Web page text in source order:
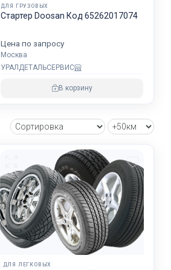
ДЛЯ ГРУЗОВЫХ
Стартер Doosan Код 65262017074
Цена по запросу
Москва
УРАЛДЕТАЛЬСЕРВИС
В корзину
ДЛЯ ЛЕГКОВЫХ